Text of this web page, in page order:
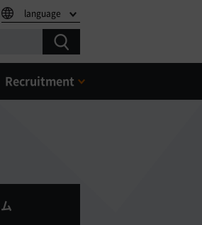
language
Recruitment